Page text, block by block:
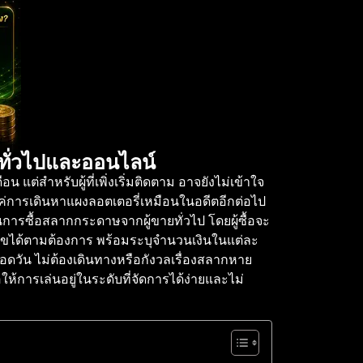
วไปและออนไลน์
แต่สำหรับผู้ที่เพิ่งเริ่มติดตาม อาจยังไม่เข้าใจ
ารเดินหาแผงลอตเตอรี่เหมือนในอดีตอีกต่อไป
ารซื้อสลากกระดาษจากผู้ขายทั่วไป โดยผู้ซื้อจะ
ได้ตามต้องการ พร้อมระบุจำนวนเงินในแต่ละ
วัน ไม่ต้องเดินทางหรือกังวลเรื่องสลากหาย
การเล่นอยู่ในระดับที่จัดการได้ง่ายและไม่